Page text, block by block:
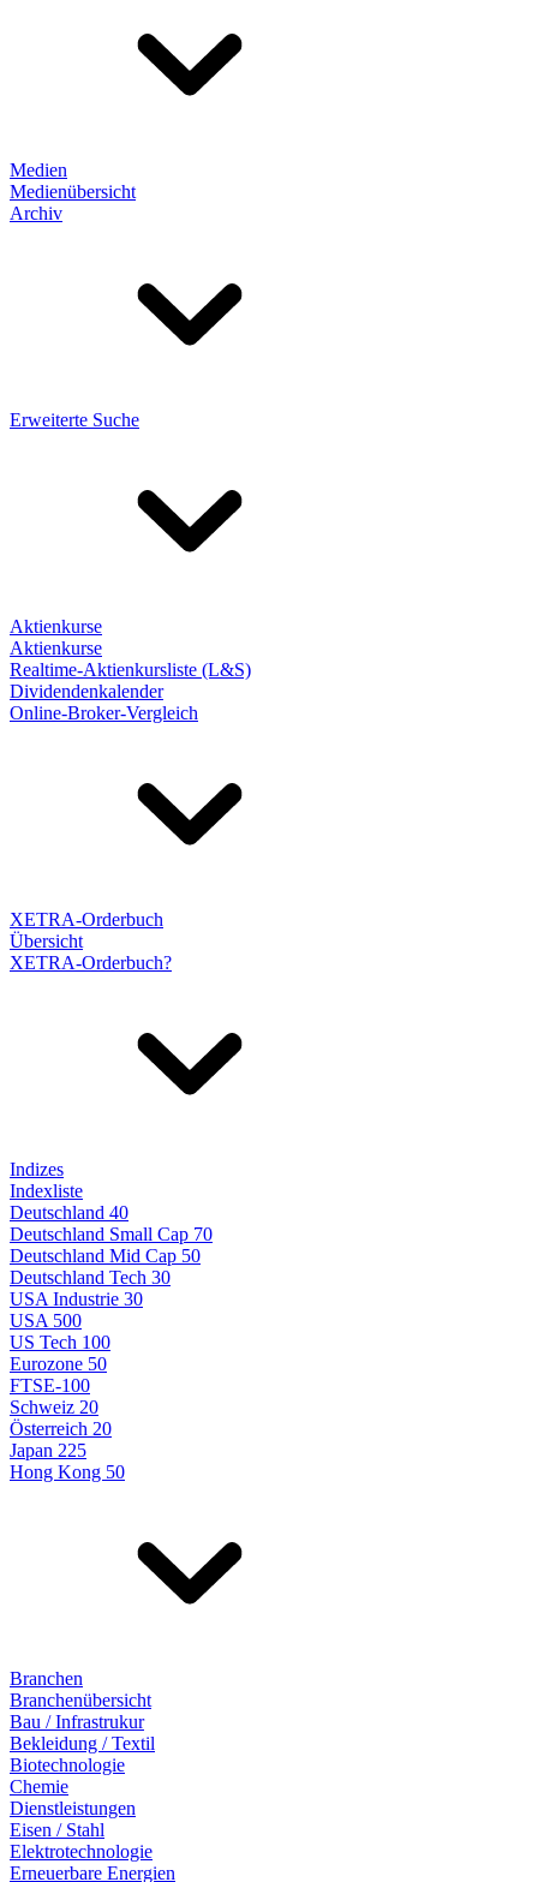
Medien
Medienübersicht
Archiv
Erweiterte Suche
Aktienkurse
Aktienkurse
Realtime-Aktienkursliste (L&S)
Dividendenkalender
Online-Broker-Vergleich
XETRA-Orderbuch
Übersicht
XETRA-Orderbuch?
Indizes
Indexliste
Deutschland 40
Deutschland Small Cap 70
Deutschland Mid Cap 50
Deutschland Tech 30
USA Industrie 30
USA 500
US Tech 100
Eurozone 50
FTSE-100
Schweiz 20
Österreich 20
Japan 225
Hong Kong 50
Branchen
Branchenübersicht
Bau / Infrastrukur
Bekleidung / Textil
Biotechnologie
Chemie
Dienstleistungen
Eisen / Stahl
Elektrotechnologie
Erneuerbare Energien